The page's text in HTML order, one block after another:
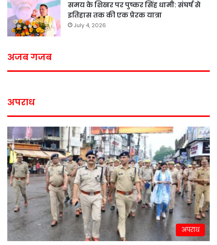
समय के शिखर पर पुष्कर सिंह धामी: संघर्ष से
इतिहास तक की एक प्रेरक यात्रा
July 4, 2026
अजब गजब
अपराध
अपराध